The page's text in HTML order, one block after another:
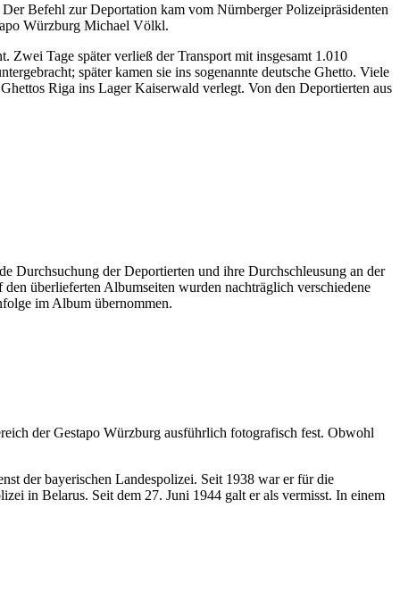
Befehl zur Deportation kam vom Nürnberger Polizeipräsidenten
Würzburg Michael Völkl.
Tage später verließ der Transport mit insgesamt 1.010
später kamen sie ins sogenannte deutsche Ghetto. Viele
Riga ins Lager Kaiserwald verlegt. Von den Deportierten aus
Durchsuchung der Deportierten und ihre Durchschleusung an der
überlieferten Albumseiten wurden nachträglich verschiedene
im Album übernommen.
der Gestapo Würzburg ausführlich fotografisch fest. Obwohl
der bayerischen Landespolizei. Seit 1938 war er für die
in Belarus. Seit dem 27. Juni 1944 galt er als vermisst. In einem